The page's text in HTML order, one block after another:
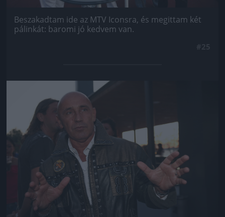
Beszakadtam ide az MTV Iconsra, és megittam két
pálinkát: baromi jó kedvem van.
Jön még kép!